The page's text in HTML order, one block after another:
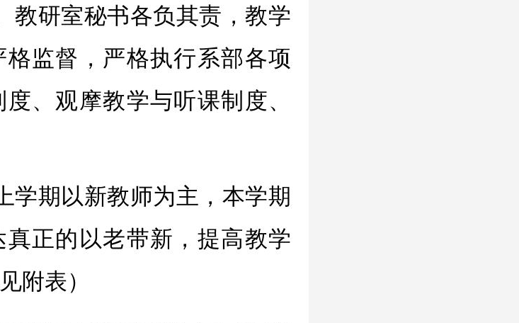
教研室秘书各负其责，教学
监督，严格执行系部各项
、观摩教学与听课制度、
学期以新教师为主，本学期
正的以老带新，提高教学
附表）